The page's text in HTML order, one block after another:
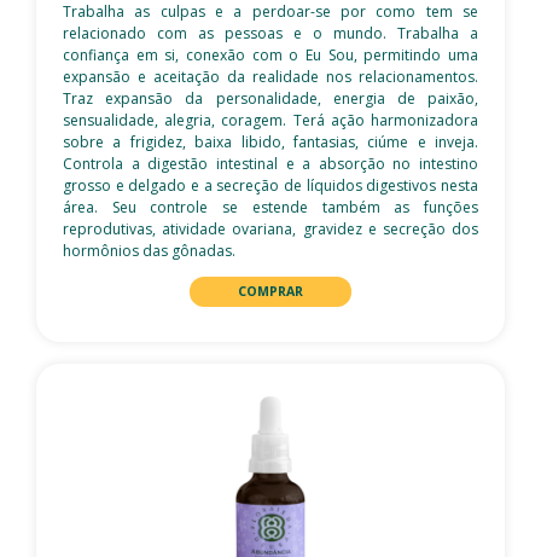
Trabalha as culpas e a perdoar-se por como tem se
relacionado com as pessoas e o mundo. Trabalha a
confiança em si, conexão com o Eu Sou, permitindo uma
expansão e aceitação da realidade nos relacionamentos.
Traz expansão da personalidade, energia de paixão,
sensualidade, alegria, coragem. Terá ação harmonizadora
sobre a frigidez, baixa libido, fantasias, ciúme e inveja.
Controla a digestão intestinal e a absorção no intestino
grosso e delgado e a secreção de líquidos digestivos nesta
área. Seu controle se estende também as funções
reprodutivas, atividade ovariana, gravidez e secreção dos
hormônios das gônadas.
COMPRAR